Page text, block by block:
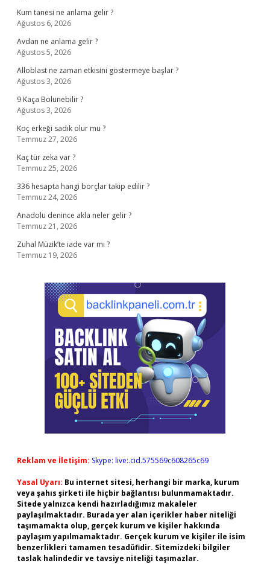
Kum tanesi ne anlama gelir ?
Ağustos 6, 2026
Avdan ne anlama gelir ?
Ağustos 5, 2026
Alloblast ne zaman etkisini göstermeye başlar ?
Ağustos 3, 2026
9 Kaça Bolunebilir ?
Ağustos 3, 2026
Koç erkeği sadık olur mu ?
Temmuz 27, 2026
Kaç tür zeka var ?
Temmuz 25, 2026
336 hesapta hangi borçlar takip edilir ?
Temmuz 24, 2026
Anadolu denince akla neler gelir ?
Temmuz 21, 2026
Zuhal Müzik’te iade var mı ?
Temmuz 19, 2026
Reklam ve İletişim: Skype: live:.cid.575569c608265c69
Yasal Uyarı: Bu internet sitesi, herhangi bir marka, kurum
veya şahıs şirketi ile hiçbir bağlantısı bulunmamaktadır.
Sitede yalnızca kendi hazırladığımız makaleler
paylaşılmaktadır. Burada yer alan içerikler haber niteliği
taşımamakta olup, gerçek kurum ve kişiler hakkında
paylaşım yapılmamaktadır. Gerçek kurum ve kişiler ile isim
benzerlikleri tamamen tesadüfidir. Sitemizdeki bilgiler
taslak halindedir ve tavsiye niteliği taşımazlar.